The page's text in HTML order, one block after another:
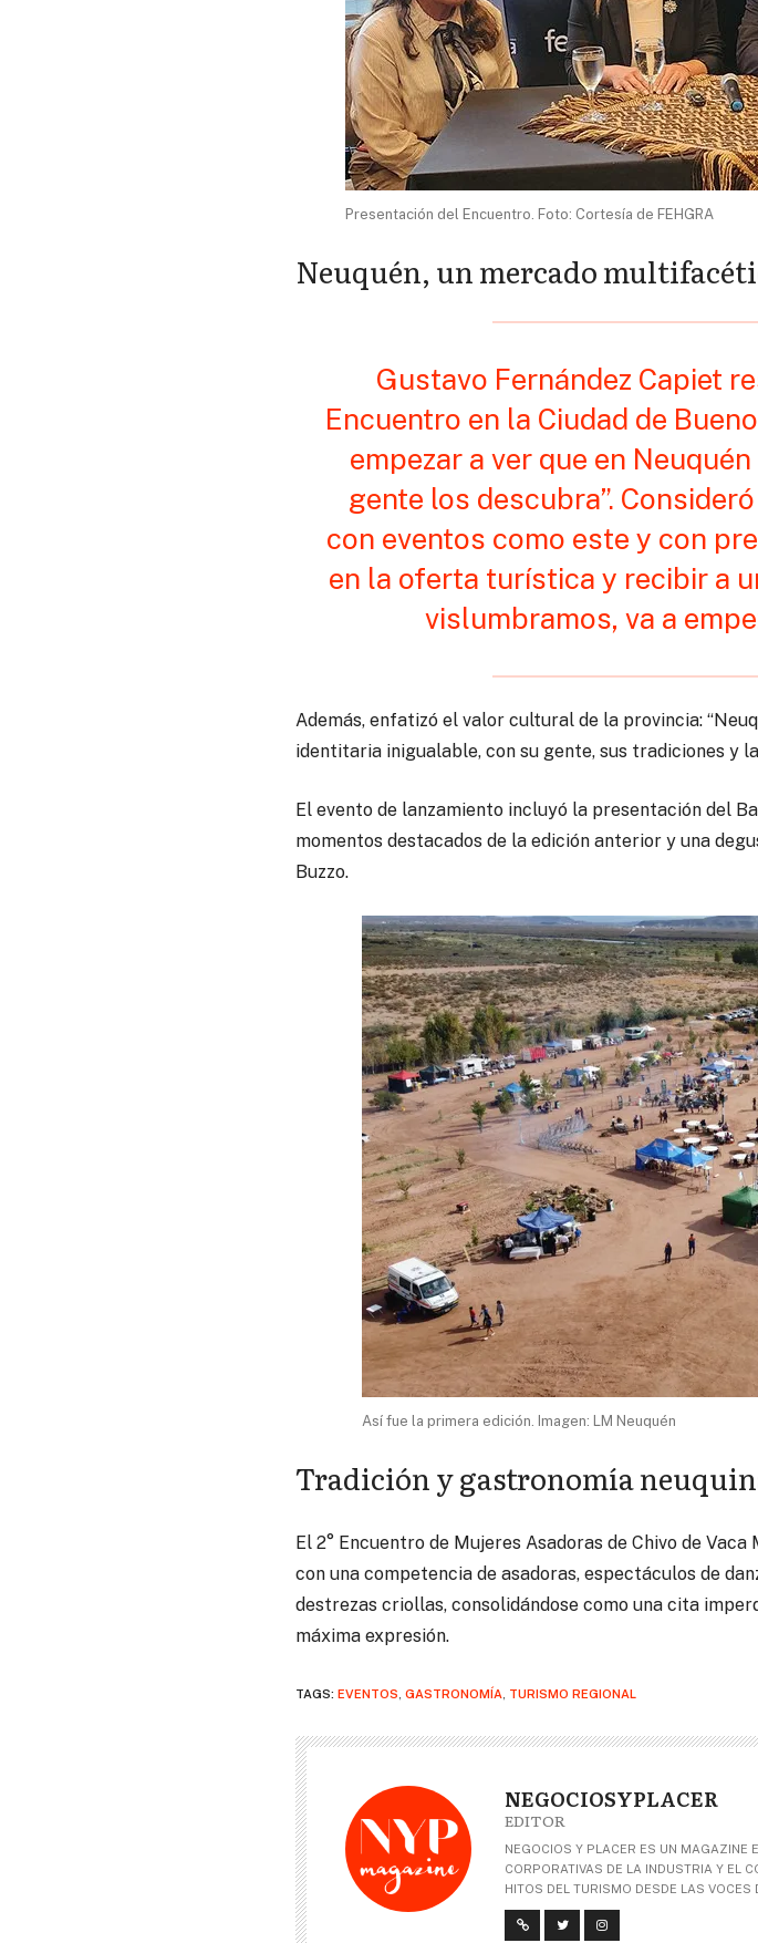
Presentación del Encuentro. Foto: Cortesía de FEHGRA
Neuquén, un mercado
Gustavo Fernández Capiet
Encuentro en la Ciudad de
empezar a ver que en
gente los descubra”.
con eventos como este y con
en la oferta turística y recibir a
vislumbramos, va a
Además, enfatizó el valor cultural de la provincia:
identitaria inigualable, con su gente, sus tradiciones y
El evento de lanzamiento incluyó la presentación del
momentos destacados de la edición anterior y una
Buzzo.
Así fue la primera edición. Imagen: LM Neuquén
Tradición y gastronomía
El 2° Encuentro de Mujeres Asadoras de Chivo de
con una competencia de asadoras, espectáculos de
destrezas criollas, consolidándose como una cita
máxima expresión.
TAGS: EVENTOS GASTRONOMÍA TURISMO REGIONAL
NEGOCIOSYPLACER
EDITOR
NEGOCIOS Y PLACER ES UN MAGAZINE
CORPORATIVAS DE LA INDUSTRIA Y EL
HITOS DEL TURISMO DESDE LAS VOCES